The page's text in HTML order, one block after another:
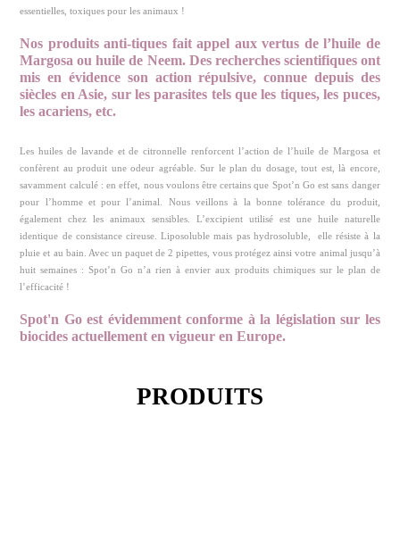
essentielles, toxiques pour les animaux !
Nos produits anti-tiques fait appel aux vertus de l’huile de
Margosa ou huile de Neem. Des recherches scientifiques ont
mis en évidence son action répulsive, connue depuis des
siècles en Asie, sur les parasites tels que les tiques, les puces,
les acariens, etc.
Les huiles de lavande et de citronnelle renforcent l’action de l’huile de Margosa et
confèrent au produit une odeur agréable. Sur le plan du dosage, tout est, là encore,
savamment calculé : en effet, nous voulons être certains que Spot’n Go est sans danger
pour l’homme et pour l’animal. Nous veillons à la bonne tolérance du produit,
également chez les animaux sensibles. L’excipient utilisé est une huile naturelle
identique de consistance cireuse. Liposoluble mais pas hydrosoluble, elle résiste à la
pluie et au bain. Avec un paquet de 2 pipettes, vous protégez ainsi votre animal jusqu’à
huit semaines : Spot’n Go n’a rien à envier aux produits chimiques sur le plan de
l’efficacité !
Spot'n Go est évidemment conforme à la législation sur les
biocides actuellement en vigueur en Europe.
LA PROTECTION NATURELLE CONTRE
PRODUITS